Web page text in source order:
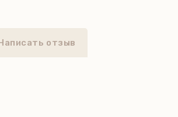
отзыв